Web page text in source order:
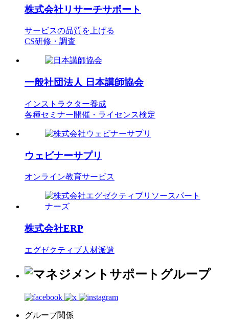
株式会社リサーチサポート
サービスの品質を上げる
CS研修・調査
一般社団法人 日本講師協会
インストラクター養成
各種セミナー開催・ライセンス検定
ウェビナーサプリ
オンライン教育サービス
株式会社ERP
エグゼクティブ人材派遣
グループ関係